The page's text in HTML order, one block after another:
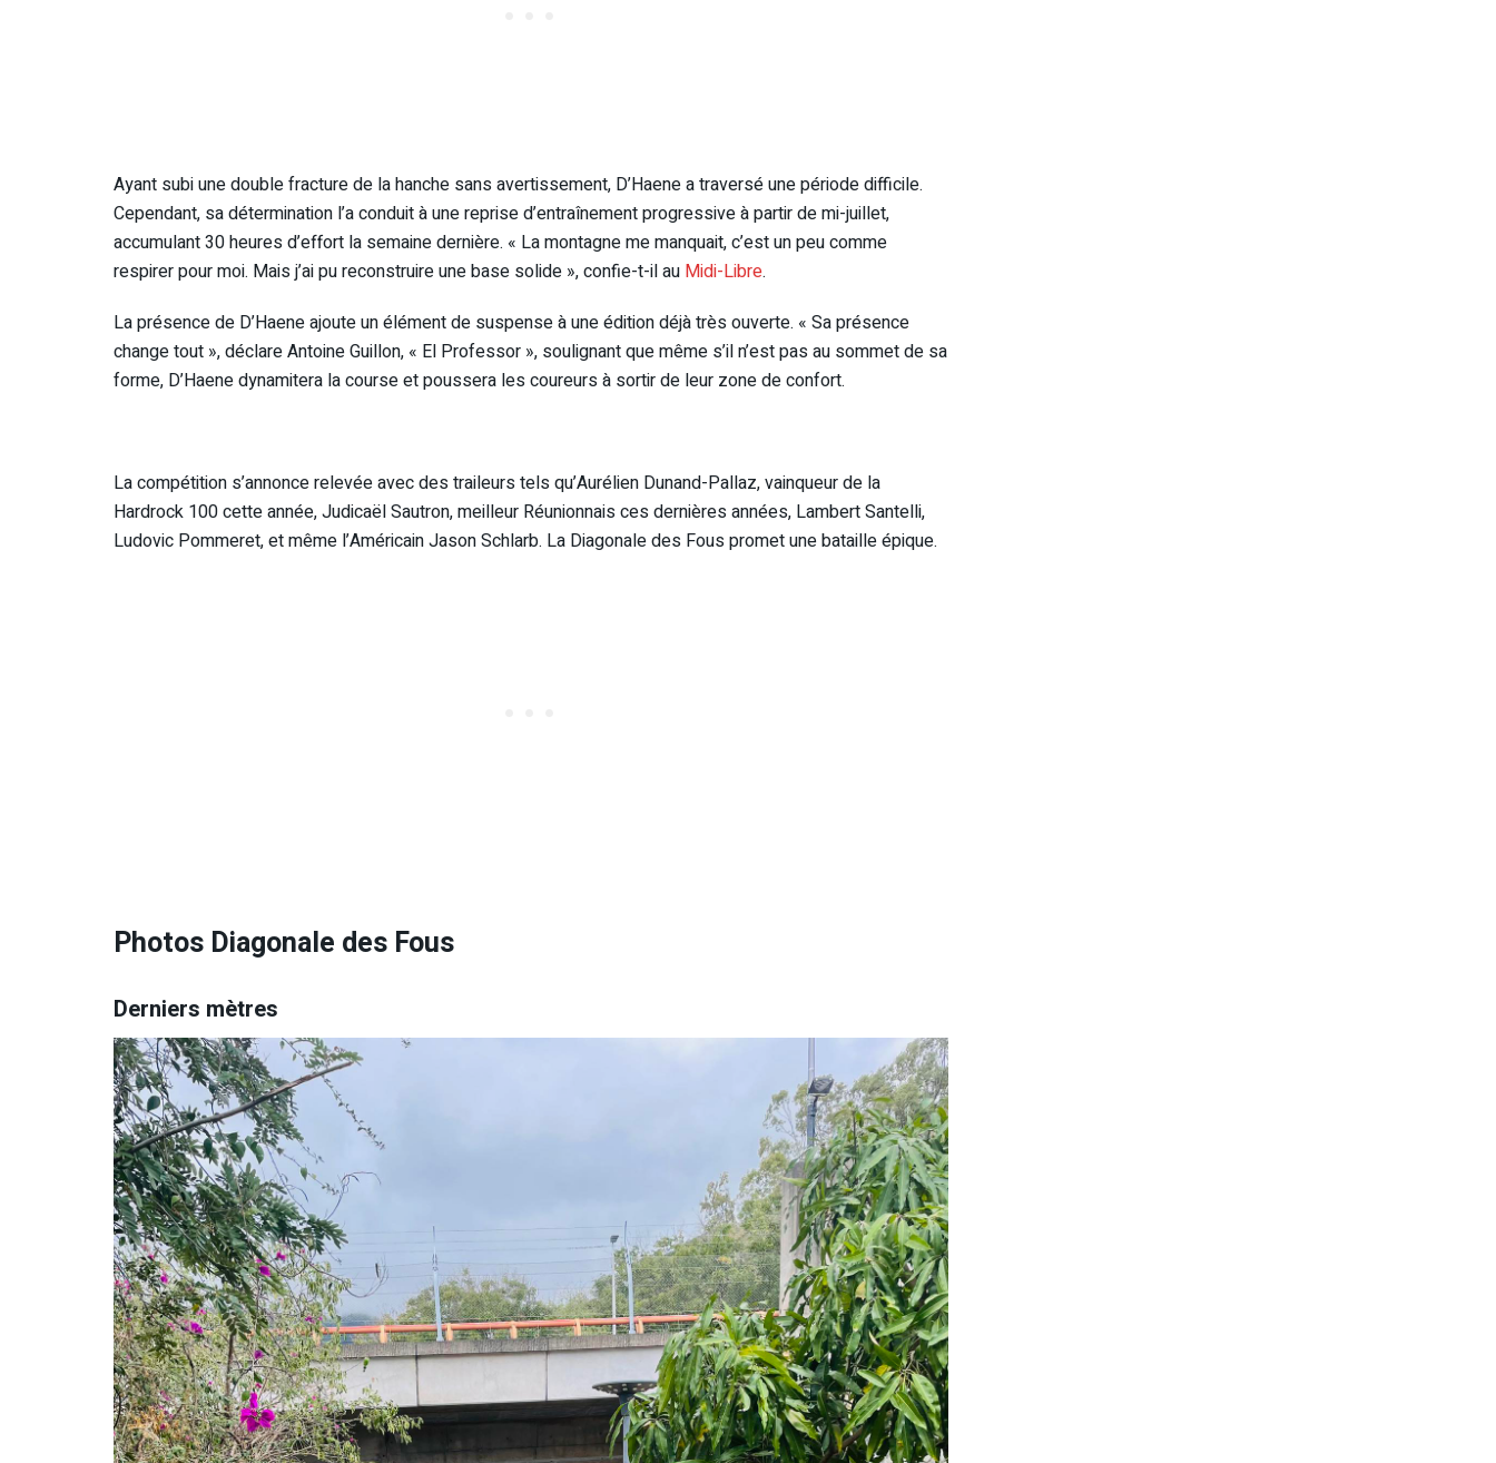
Ayant subi une double fracture de la hanche sans avertissement, D’Haene a traversé une période difficile.
Cependant, sa détermination l’a conduit à une reprise d’entraînement progressive à partir de mi-juillet,
accumulant 30 heures d’effort la semaine dernière. « La montagne me manquait, c’est un peu comme
respirer pour moi. Mais j’ai pu reconstruire une base solide », confie-t-il au Midi-Libre.
La présence de D’Haene ajoute un élément de suspense à une édition déjà très ouverte. « Sa présence
change tout », déclare Antoine Guillon, « El Professor », soulignant que même s’il n’est pas au sommet de sa
forme, D’Haene dynamitera la course et poussera les coureurs à sortir de leur zone de confort.
La compétition s’annonce relevée avec des traileurs tels qu’Aurélien Dunand-Pallaz, vainqueur de la
Hardrock 100 cette année, Judicaël Sautron, meilleur Réunionnais ces dernières années, Lambert Santelli,
Ludovic Pommeret, et même l’Américain Jason Schlarb. La Diagonale des Fous promet une bataille épique.
Photos Diagonale des Fous
Derniers mètres